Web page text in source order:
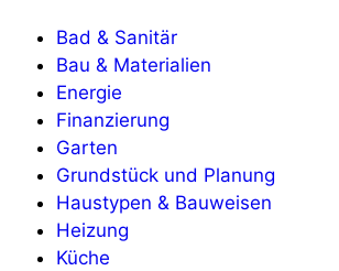
Bad & Sanitär
Bau & Materialien
Energie
Finanzierung
Garten
Grundstück und Planung
Haustypen & Bauweisen
Heizung
Küche